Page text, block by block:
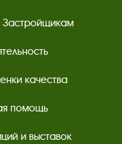
Застройщикам
качества
помощь
и выставок